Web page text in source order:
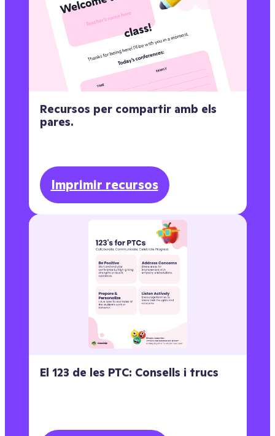
Recursos per compartir amb els
pares.
Imprimir recursos
El 123 de les PTC: Consells i trucs